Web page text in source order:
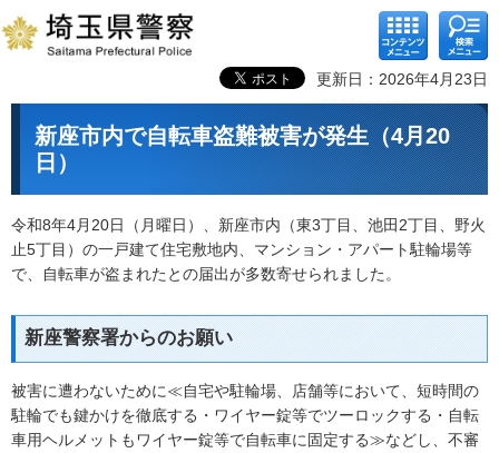
コンテ
ンツメ
ニュー
検索メ
ニュー
更新日：2026年4月23日
新座市内で自転車盗難被害が発生（4月20
日）
令和8年4月20日（月曜日）、新座市内（東3丁目、池田2丁目、野火
止5丁目）の一戸建て住宅敷地内、マンション・アパート駐輪場等
で、自転車が盗まれたとの届出が多数寄せられました。
新座警察署からのお願い
被害に遭わないために≪自宅や駐輪場、店舗等において、短時間の
駐輪でも鍵かけを徹底する・ワイヤー錠等でツーロックする・自転
車用ヘルメットもワイヤー錠等で自転車に固定する≫などし、不審